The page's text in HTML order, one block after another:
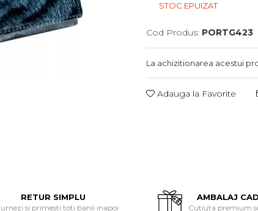
STOC EPUIZAT
Cod Produs: PORTG423
La achizitionarea acestui
Adauga la Favorite
RETUR SIMPLU
si primesti toti banii inapoi
AMBALAJ
Cutiuta premium